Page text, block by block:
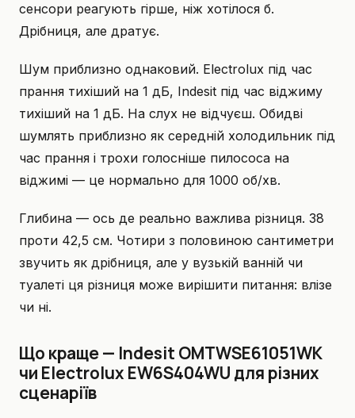
сенсори реагують гірше, ніж хотілося б.
Дрібниця, але дратує.
Шум приблизно однаковий. Electrolux під час
прання тихіший на 1 дБ, Indesit під час віджиму
тихіший на 1 дБ. На слух не відчуєш. Обидві
шумлять приблизно як середній холодильник під
час прання і трохи голосніше пилососа на
віджимі — це нормально для 1000 об/хв.
Глибина — ось де реально важлива різниця. 38
проти 42,5 см. Чотири з половиною сантиметри
звучить як дрібниця, але у вузькій ванній чи
туалеті ця різниця може вирішити питання: влізе
чи ні.
Що краще — Indesit OMTWSE61051WK
чи Electrolux EW6S404WU для різних
сценаріїв